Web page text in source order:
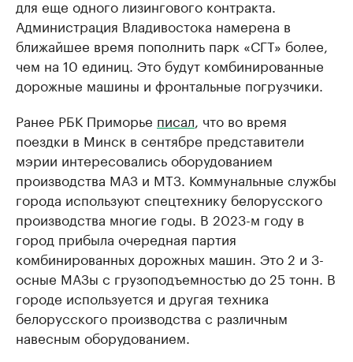
для еще одного лизингового контракта.
Администрация Владивостока намерена в
ближайшее время пополнить парк «СГТ» более,
чем на 10 единиц. Это будут комбинированные
дорожные машины и фронтальные погрузчики.
Ранее РБК Приморье писал, что во время
поездки в Минск в сентябре представители
мэрии интересовались оборудованием
производства МАЗ и МТЗ. Коммунальные службы
города используют спецтехнику белорусского
производства многие годы. В 2023-м году в
город прибыла очередная партия
комбинированных дорожных машин. Это 2 и 3-
осные МАЗы с грузоподъемностью до 25 тонн. В
городе используется и другая техника
белорусского производства с различным
навесным оборудованием.